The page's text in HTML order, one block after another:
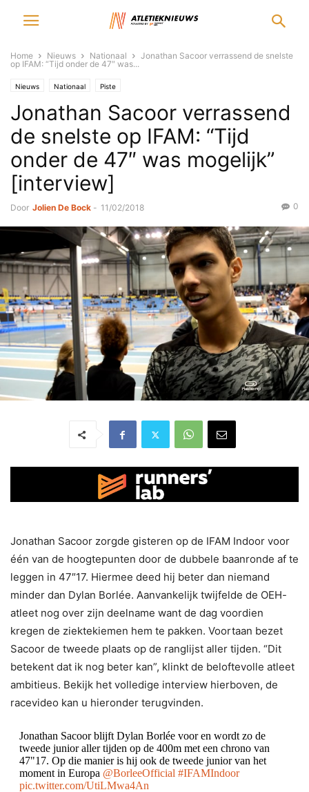
Home Nieuws Nationaal
Jonathan Sacoor verrassend de snelste
op IFAM: “Tijd onder de 47″ was...
Nieuws Nationaal Piste
Jonathan Sacoor verrassend
de snelste op IFAM: “Tijd
onder de 47″ was mogelijk”
[interview]
Door Jolien De Bock - 11/02/2018 0
Jonathan Sacoor zorgde gisteren op de IFAM Indoor voor
één van de hoogtepunten door de dubbele baanronde af te
leggen in 47″17. Hiermee deed hij beter dan niemand
minder dan Dylan Borlée. Aanvankelijk twijfelde de OEH-
atleet nog over zijn deelname want de dag voordien
kregen de ziektekiemen hem te pakken. Voortaan bezet
Sacoor de tweede plaats op de ranglijst aller tijden. “Dit
betekent dat ik nog beter kan”, klinkt de beloftevolle atleet
ambitieus. Bekijk het volledige interview hierboven, de
racevideo kan u hieronder terugvinden.
Jonathan Sacoor blijft Dylan Borlée voor en wordt zo de
tweede junior aller tijden op de 400m met een chrono van
47"17. Op die manier is hij ook de tweede junior van het
moment in Europa @BorleeOfficial #IFAMIndoor
pic.twitter.com/UtiLMwa4An